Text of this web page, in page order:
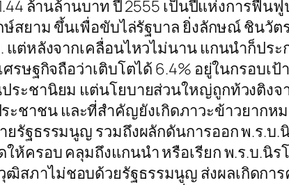
ล้านล้านบาท ปี 2555 เป็นปีแห่งการฟื้นฟู
สยาม ขึ้นเพื่อขับไล่รัฐบาล ยิ่งลักษณ์ ชินวัต
ต่หลังจากเคลื่อนไหวไม่นาน แกนนำก็ปร
ษฐกิจถือว่าเติบโตได้ 6.4% อยู่ในกรอบเป้
ะชานิยม แต่นโยบายส่วนใหญ่ถูกท้วงติงจ
ชาชน และที่สำคัญยังเกิดภาวะข้าวยากห
รัฐธรรมนูญ รวมถึงผลักดันการออก พ.ร.บ.
ห้ครอบ คลุมถึงแกนนำ หรือเรียก พ.ร.บ.นิ
สภาไม่ชอบด้วยรัฐธรรมนูญ ส่งผลเกิดกา